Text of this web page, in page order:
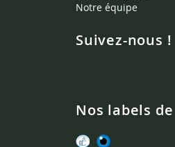
Notre équipe
Suivez-nous !
Nos labels